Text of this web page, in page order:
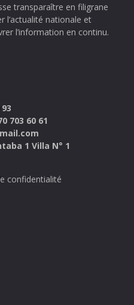
transparaître en filigrane
l’actualité nationale et
l’information en continu.
703 60 61
1 Villa N° 1
confidentialité